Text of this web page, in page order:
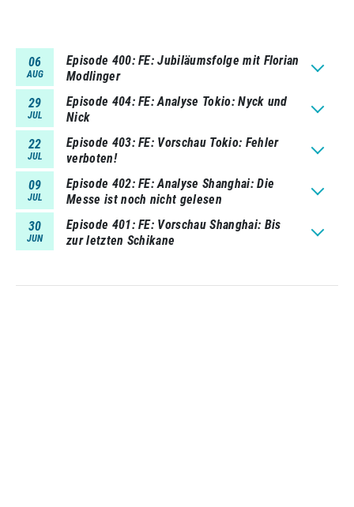
06
AUG
Episode 400 FE: Jubiläumsfolge mit Florian
Modlinger
29
JUL
Episode 404 FE: Analyse Tokio: Nyck und
Nick
22
JUL
Episode 403 FE: Vorschau Tokio: Fehler
verboten!
09
JUL
Episode 402 FE: Analyse Shanghai: Die
Messe ist noch nicht gelesen
30
JUN
Episode 401 FE: Vorschau Shanghai: Bis
zur letzten Schikane